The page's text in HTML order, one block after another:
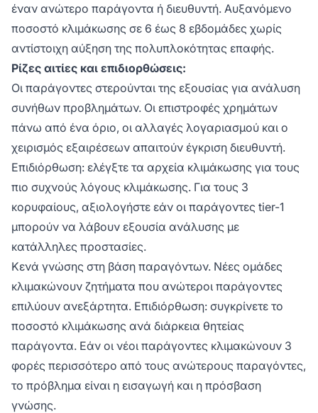
έναν ανώτερο παράγοντα ή διευθυντή. Αυξανόμενο
ποσοστό κλιμάκωσης σε 6 έως 8 εβδομάδες χωρίς
αντίστοιχη αύξηση της πολυπλοκότητας επαφής.
Ρίζες αιτίες και επιδιορθώσεις:
Οι παράγοντες στερούνται της εξουσίας για ανάλυση
συνήθων προβλημάτων. Οι επιστροφές χρημάτων
πάνω από ένα όριο, οι αλλαγές λογαριασμού και ο
χειρισμός εξαιρέσεων απαιτούν έγκριση διευθυντή.
Επιδιόρθωση: ελέγξτε τα αρχεία κλιμάκωσης για τους
πιο συχνούς λόγους κλιμάκωσης. Για τους 3
κορυφαίους, αξιολογήστε εάν οι παράγοντες tier-1
μπορούν να λάβουν εξουσία ανάλυσης με
κατάλληλες προστασίες.
Κενά γνώσης στη βάση παραγόντων. Νέες ομάδες
κλιμακώνουν ζητήματα που ανώτεροι παράγοντες
επιλύουν ανεξάρτητα. Επιδιόρθωση: συγκρίνετε το
ποσοστό κλιμάκωσης ανά διάρκεια θητείας
παράγοντα. Εάν οι νέοι παράγοντες κλιμακώνουν 3
φορές περισσότερο από τους ανώτερους παραγόντες,
το πρόβλημα είναι η εισαγωγή και η πρόσβαση
γνώσης.